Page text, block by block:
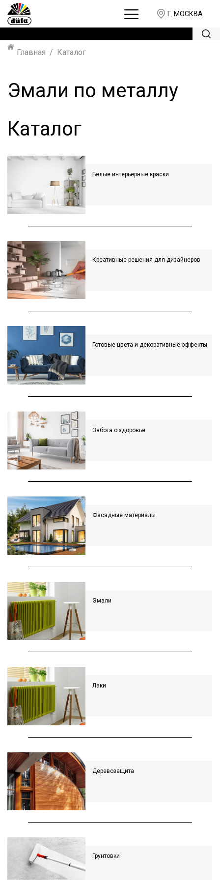
Г. МОСКВА
Главная Каталог
Эмали по металлу
Каталог
Белые интерьерные краски
Креативные решения для дизайнеров
Готовые цвета и декоративные эффекты
Забота о здоровье
Фасадные материалы
Эмали
Лаки
Деревозащита
Грунтовки